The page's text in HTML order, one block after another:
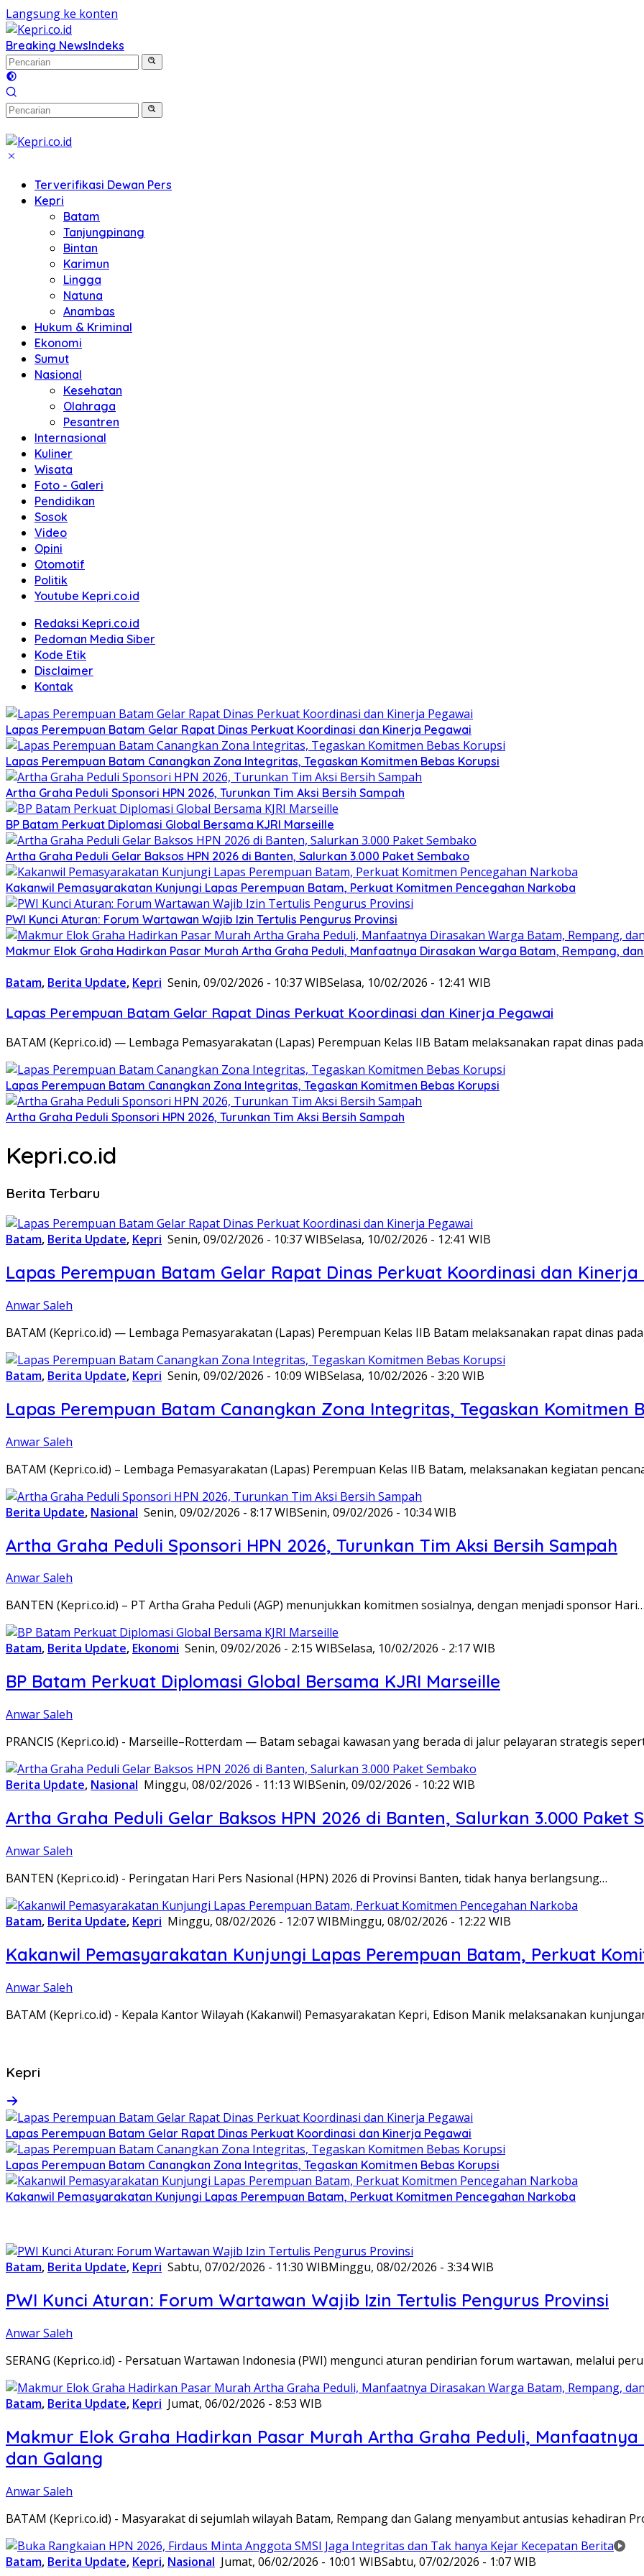
Langsung ke konten
Breaking NewsIndeks
Terverifikasi Dewan Pers
Kepri
Batam
Tanjungpinang
Bintan
Karimun
Lingga
Natuna
Anambas
Hukum & Kriminal
Ekonomi
Sumut
Nasional
Kesehatan
Olahraga
Pesantren
Internasional
Kuliner
Wisata
Foto - Galeri
Pendidikan
Sosok
Video
Opini
Otomotif
Politik
Youtube Kepri.co.id
Redaksi Kepri.co.id
Pedoman Media Siber
Kode Etik
Disclaimer
Kontak
Lapas Perempuan Batam Gelar Rapat Dinas Perkuat Koordinasi dan Kinerja Pegawai
Lapas Perempuan Batam Canangkan Zona Integritas, Tegaskan Komitmen Bebas Korupsi
Artha Graha Peduli Sponsori HPN 2026, Turunkan Tim Aksi Bersih Sampah
BP Batam Perkuat Diplomasi Global Bersama KJRI Marseille
Artha Graha Peduli Gelar Baksos HPN 2026 di Banten, Salurkan 3.000 Paket Sembako
Kakanwil Pemasyarakatan Kunjungi Lapas Perempuan Batam, Perkuat Komitmen Pencegahan Narkoba
PWI Kunci Aturan: Forum Wartawan Wajib Izin Tertulis Pengurus Provinsi
Makmur Elok Graha Hadirkan Pasar Murah Artha Graha Peduli, Manfaatnya Dirasakan Warga Batam, Rempang,
Batam, Berita Update, Kepri Senin, 09/02/2026 - 10:37 WIBSelasa, 10/02/2026 - 12:41 WIB
Lapas Perempuan Batam Gelar Rapat Dinas Perkuat Koordinasi dan Kinerja Pegawai
BATAM (Kepri.co.id) — Lembaga Pemasyarakatan (Lapas) Perempuan Kelas IIB Batam melaksanakan rapat dinas
Lapas Perempuan Batam Canangkan Zona Integritas, Tegaskan Komitmen Bebas Korupsi
Artha Graha Peduli Sponsori HPN 2026, Turunkan Tim Aksi Bersih Sampah
Kepri.co.id
Berita Terbaru
Batam, Berita Update, Kepri Senin, 09/02/2026 - 10:37 WIBSelasa, 10/02/2026 - 12:41 WIB
Lapas Perempuan Batam Gelar Rapat Dinas Perkuat Koordinasi dan Kinerja
Anwar Saleh
BATAM (Kepri.co.id) — Lembaga Pemasyarakatan (Lapas) Perempuan Kelas IIB Batam melaksanakan rapat dinas
Batam, Berita Update, Kepri Senin, 09/02/2026 - 10:09 WIBSelasa, 10/02/2026 - 3:20 WIB
Lapas Perempuan Batam Canangkan Zona Integritas, Tegaskan Komitmen
Anwar Saleh
BATAM (Kepri.co.id) – Lembaga Pemasyarakatan (Lapas) Perempuan Kelas IIB Batam, melaksanakan kegiatan
Berita Update, Nasional Senin, 09/02/2026 - 8:17 WIBSenin, 09/02/2026 - 10:34 WIB
Artha Graha Peduli Sponsori HPN 2026, Turunkan Tim Aksi Bersih Sampah
Anwar Saleh
BANTEN (Kepri.co.id) – PT Artha Graha Peduli (AGP) menunjukkan komitmen sosialnya, dengan menjadi sponsor Hari…
Batam, Berita Update, Ekonomi Senin, 09/02/2026 - 2:15 WIBSelasa, 10/02/2026 - 2:17 WIB
BP Batam Perkuat Diplomasi Global Bersama KJRI Marseille
Anwar Saleh
PRANCIS (Kepri.co.id) - Marseille–Rotterdam — Batam sebagai kawasan yang berada di jalur pelayaran strategis
Berita Update, Nasional Minggu, 08/02/2026 - 11:13 WIBSenin, 09/02/2026 - 10:22 WIB
Artha Graha Peduli Gelar Baksos HPN 2026 di Banten, Salurkan 3.000 Paket
Anwar Saleh
BANTEN (Kepri.co.id) - Peringatan Hari Pers Nasional (HPN) 2026 di Provinsi Banten, tidak hanya berlangsung…
Batam, Berita Update, Kepri Minggu, 08/02/2026 - 12:07 WIBMinggu, 08/02/2026 - 12:22 WIB
Kakanwil Pemasyarakatan Kunjungi Lapas Perempuan Batam, Perkuat
Anwar Saleh
BATAM (Kepri.co.id) - Kepala Kantor Wilayah (Kakanwil) Pemasyarakatan Kepri, Edison Manik melaksanakan
Kepri
Lapas Perempuan Batam Gelar Rapat Dinas Perkuat Koordinasi dan Kinerja Pegawai
Lapas Perempuan Batam Canangkan Zona Integritas, Tegaskan Komitmen Bebas Korupsi
Kakanwil Pemasyarakatan Kunjungi Lapas Perempuan Batam, Perkuat Komitmen Pencegahan Narkoba
Batam, Berita Update, Kepri Sabtu, 07/02/2026 - 11:30 WIBMinggu, 08/02/2026 - 3:34 WIB
PWI Kunci Aturan: Forum Wartawan Wajib Izin Tertulis Pengurus Provinsi
Anwar Saleh
SERANG (Kepri.co.id) - Persatuan Wartawan Indonesia (PWI) mengunci aturan pendirian forum wartawan, melalui
Batam, Berita Update, Kepri Jumat, 06/02/2026 - 8:53 WIB
Makmur Elok Graha Hadirkan Pasar Murah Artha Graha Peduli,
dan Galang
Anwar Saleh
BATAM (Kepri.co.id) - Masyarakat di sejumlah wilayah Batam, Rempang dan Galang menyambut antusias kehadiran
Batam, Berita Update, Kepri, Nasional Jumat, 06/02/2026 - 10:01 WIBSabtu, 07/02/2026 - 1:07 WIB